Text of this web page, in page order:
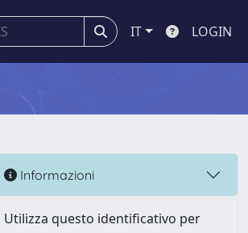
IT LOGIN
Informazioni
Utilizza questo identificativo per